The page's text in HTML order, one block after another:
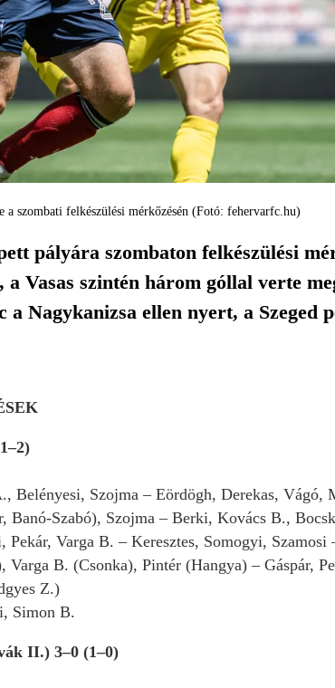
a szombati felkészülési mérkőzésén (Fotó: fehervarfc.hu)
pályára szombaton felkészülési
a Vasas szintén három góllal verte
Nagykanizsa ellen nyert, a Szeged
Belényesi, Szojma – Eördögh, Derekas, Vágó,
Banó-Szabó), Szojma – Berki, Kovács B.,
Pekár, Varga B. – Keresztes, Somogyi,
B. (Csonka), Pintér (Hangya) – Gáspár,
Z.)
Simon B.
II.) 3–0 (1–0)